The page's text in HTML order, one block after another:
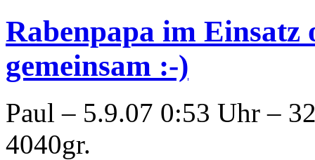
Rabenpapa im Einsatz
gemeinsam :-)
Paul – 5.9.07 0:53 Uhr –
4040gr.